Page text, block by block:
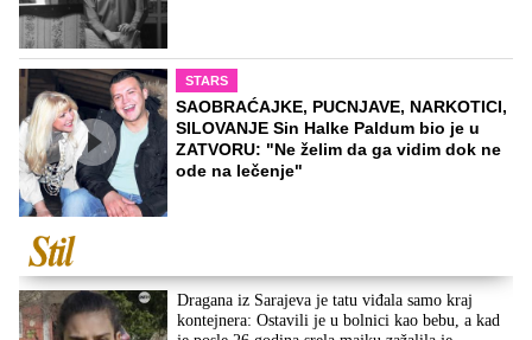
STARS
SAOBRAĆAJKE, PUCNJAVE, NARKOTICI,
SILOVANJE Sin Halke Paldum bio je u
ZATVORU: "Ne želim da ga vidim dok ne
ode na lečenje"
Dragana iz Sarajeva je tatu viđala samo kraj
kontejnera: Ostavili je u bolnici kao bebu, a kad